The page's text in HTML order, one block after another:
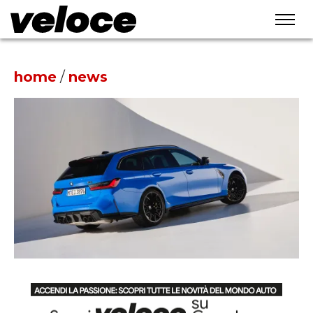
home / news